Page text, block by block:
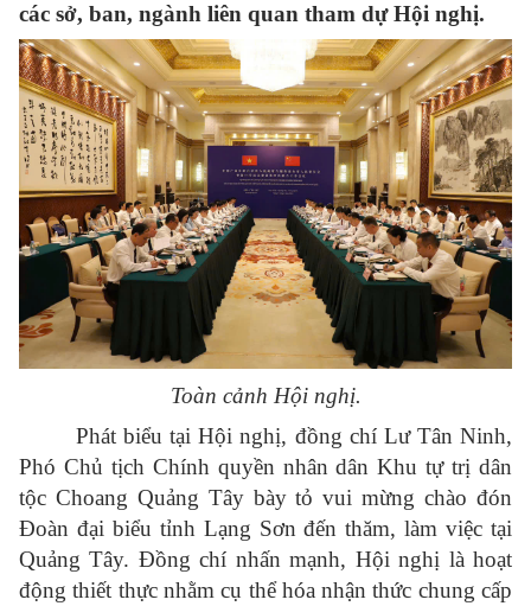
các sở, ban, ngành liên quan tham dự Hội nghị.
Toàn cảnh Hội nghị.
Phát biểu tại Hội nghị, đồng chí Lư Tân Ninh,
Phó Chủ tịch Chính quyền nhân dân Khu tự trị dân
tộc Choang Quảng Tây bày tỏ vui mừng chào đón
Đoàn đại biểu tỉnh Lạng Sơn đến thăm, làm việc tại
Quảng Tây. Đồng chí nhấn mạnh, Hội nghị là hoạt
động thiết thực nhằm cụ thể hóa nhận thức chung cấp